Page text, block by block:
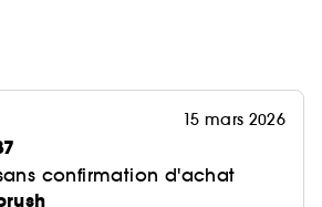
15 mars 2026
confirmation d'achat